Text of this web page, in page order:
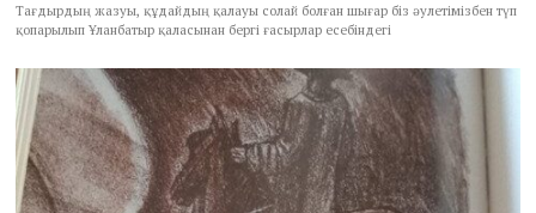
Тағдырдың жазуы, құдайдың қалауы солай болған шығар біз әулетімізбен түп
қопарылып Ұланбатыр қаласынан бергі ғасырлар есебіндегі